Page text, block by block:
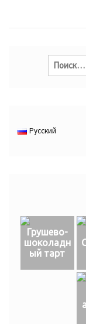
Найти:
Русский
Грушево-
шоколадн
ый тарт